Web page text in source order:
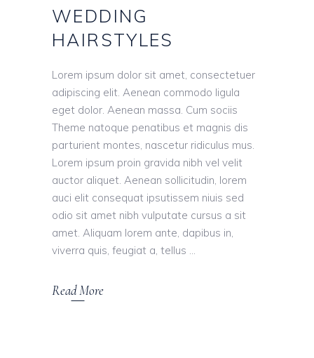
WEDDING
HAIRSTYLES
Lorem ipsum dolor sit amet, consectetuer
adipiscing elit. Aenean commodo ligula
eget dolor. Aenean massa. Cum sociis
Theme natoque penatibus et magnis dis
parturient montes, nascetur ridiculus mus.
Lorem ipsum proin gravida nibh vel velit
auctor aliquet. Aenean sollicitudin, lorem
auci elit consequat ipsutissem niuis sed
odio sit amet nibh vulputate cursus a sit
amet. Aliquam lorem ante, dapibus in,
viverra quis, feugiat a, tellus
Read More